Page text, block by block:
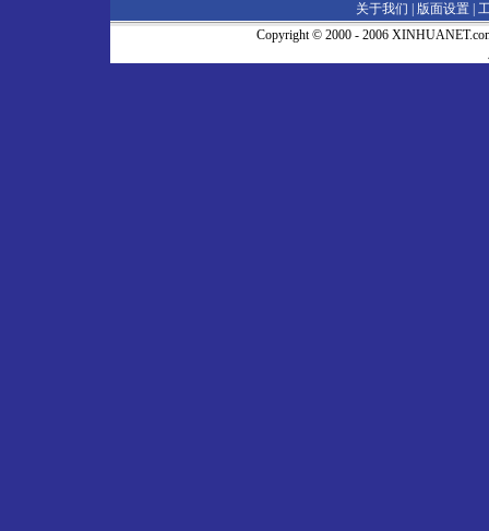
关于我们 | 版面设置
Copyright © 2000 - 2006